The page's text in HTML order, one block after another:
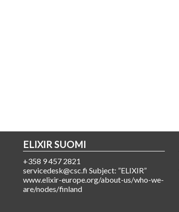
ELIXIR SUOMI
+358 9 457 2821
servicedesk@csc.fi Subject: ”ELIXIR”
www.elixir-europe.org/about-us/who-we-
are/nodes/finland